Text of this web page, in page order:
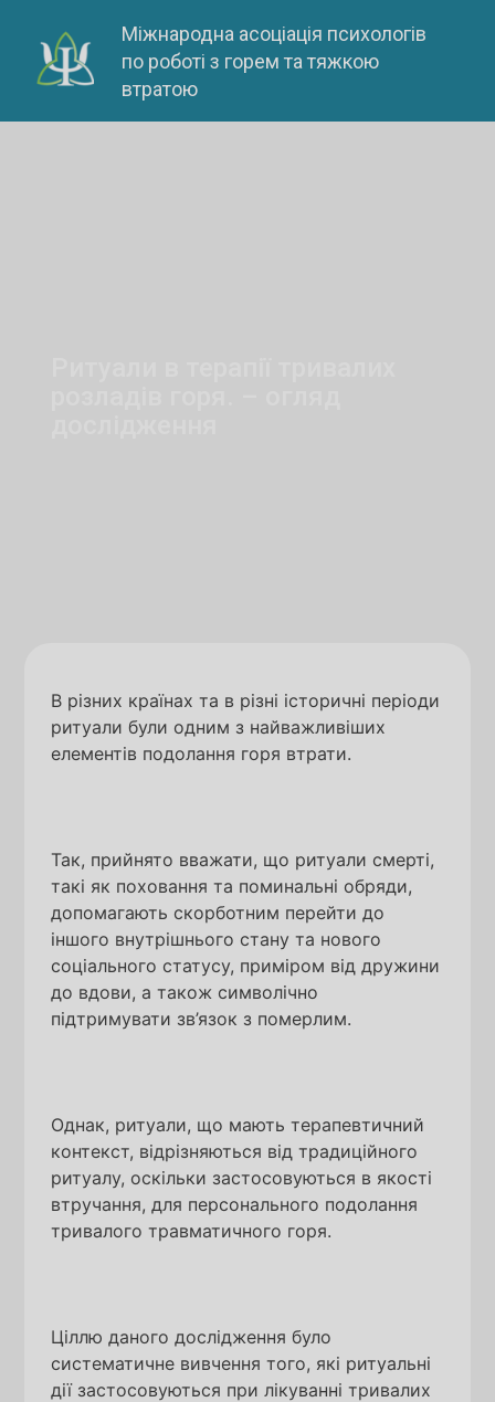
content
Міжнародна асоціація психологів
по роботі з горем та тяжкою
втратою
В різних країнах та в різні історичні періоди
ритуали були одним з найважливіших
елементів подолання горя втрати.
Так, прийнято вважати, що ритуали смерті,
такі як поховання та поминальні обряди,
допомагають скорботним перейти до
іншого внутрішнього стану та нового
соціального статусу, приміром від дружини
до вдови, а також символічно
підтримувати зв’язок з померлим.
Однак, ритуали, що мають терапевтичний
контекст, відрізняються від традиційного
ритуалу, оскільки застосовуються в якості
втручання, для персонального подолання
тривалого травматичного горя.
Ціллю даного дослідження було
систематичне вивчення того, які ритуальні
дії застосовуються при лікуванні тривалих